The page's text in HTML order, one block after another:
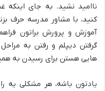
ناامید نشید. به جای اینکه
کنید، با مشاور مدرسه حرف
آموزش و پرورش براتون
گرفتن دیپلم و رفتن به
هایی هستن برای رسیدن به
یادتون باشه، هر مشکلی یه